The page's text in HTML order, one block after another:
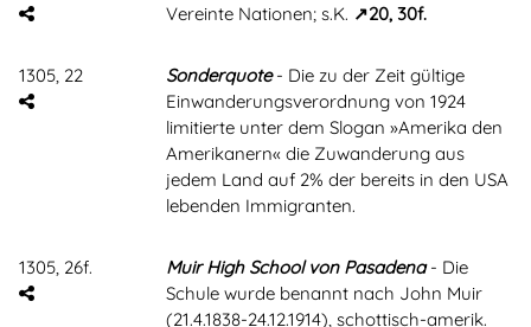
Vereinte Nationen; s.K.
20, 30f.
1305, 22 Sonderquote- Die zu der Zeit gültige
Einwanderungsverordnung von 1924
limitierte unter dem Slogan »Amerika den
Amerikanern« die Zuwanderung aus
jedem Land auf 2% der bereits in den USA
lebenden Immigranten.
1305, 26f. Muir High School von Pasadena- Die
Schule wurde benannt nach John Muir
(21.4.1838-24.12.1914), schottisch-amerik.